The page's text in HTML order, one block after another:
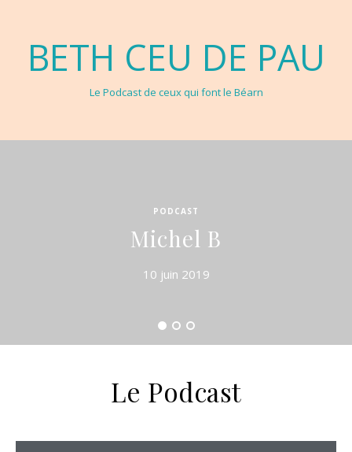
BETH CEU DE PAU
Le Podcast de ceux qui font le Béarn
PODCAST
Michel B
10 juin 2019
Le Podcast